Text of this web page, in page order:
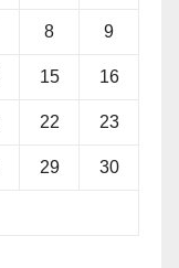
8 9
15 16
22 23
29 30